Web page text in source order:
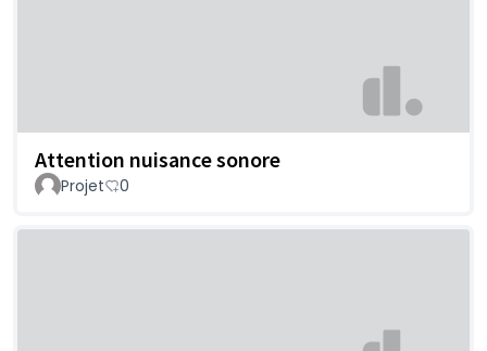
Attention nuisance sonore
Projet 0